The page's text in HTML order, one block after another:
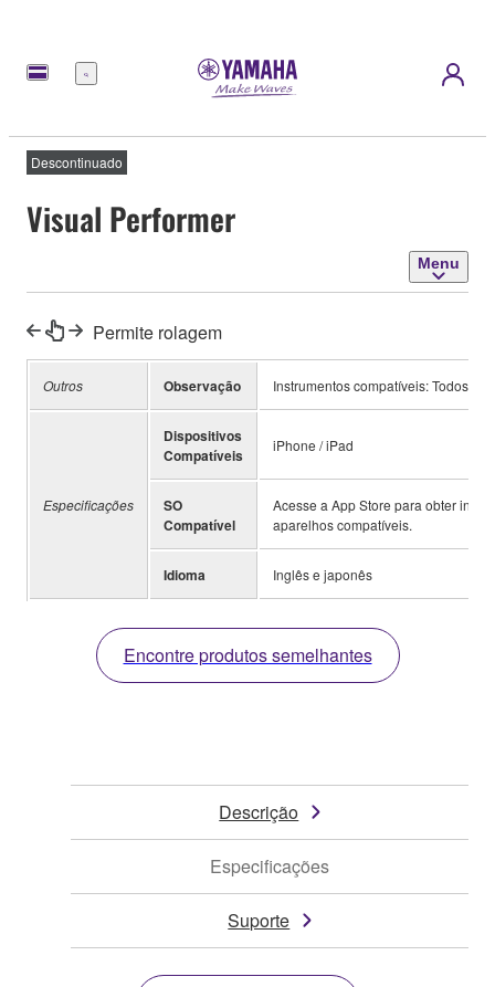
Menu
Descontinuado
Visual Performer
Menu
Permite rolagem
Outros Observação Instrumentos compatíveis: Todos
Especificações
Dispositivos
Compatíveis
iPhone / iPad
SO
Compatível
Acesse a App Store para obter
aparelhos compatíveis.
Idioma Inglês e japonês
Encontre produtos semelhantes
Descrição
Especificações
Suporte